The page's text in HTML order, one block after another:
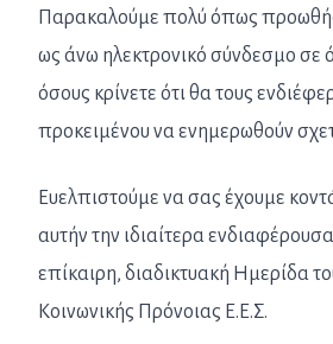
Παρακαλούμε πολύ όπως
ως άνω ηλεκτρονικό σύνδεσμο σε
όσους κρίνετε ότι θα τους
προκειμένου να ενημερωθούν
Ευελπιστούμε να σας έχουμε
αυτήν την ιδιαίτερα
επίκαιρη, διαδικτυακή Ημερίδα
Κοινωνικής Πρόνοιας Ε.Ε.Σ.